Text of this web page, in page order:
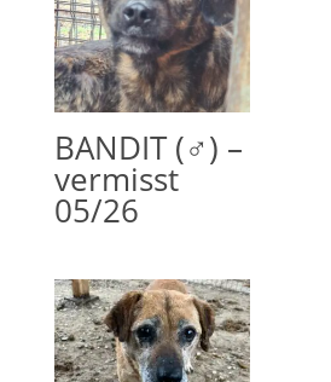
BANDIT (♂) –
vermisst
05/26